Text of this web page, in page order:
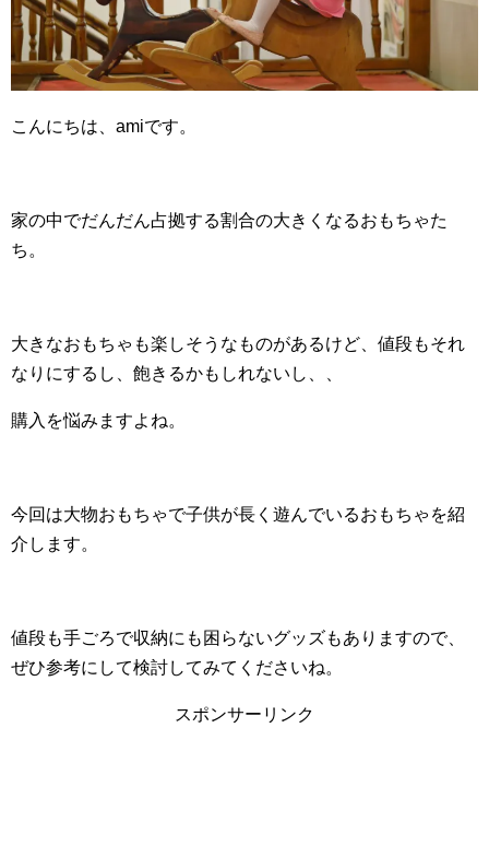
こんにちは、amiです。
家の中でだんだん占拠する割合の大きくなるおもちゃた
ち。
大きなおもちゃも楽しそうなものがあるけど、値段もそれ
なりにするし、飽きるかもしれないし、、
購入を悩みますよね。
今回は大物おもちゃで子供が長く遊んでいるおもちゃを紹
介します。
値段も手ごろで収納にも困らないグッズもありますので、
ぜひ参考にして検討してみてくださいね。
スポンサーリンク